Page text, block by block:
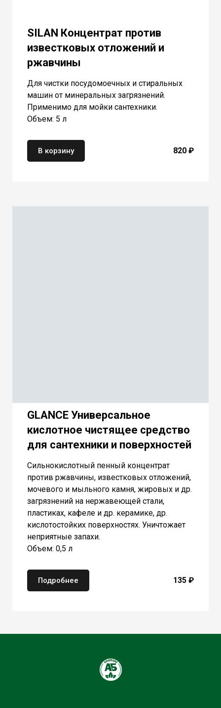
SILAN Концентрат против
известковых отложений и
ржавчины
Для чистки посудомоечных и стиральных
машин от минеральных загрязнений.
Применимо для мойки сантехники.
Объем: 5 л
В корзину 820 ₽
GLANCE Универсальное
кислотное чистящее средство
для сантехники и поверхностей
Сильнокислотный пенный концентрат
против ржавчины, известковых отложений,
мочевого и мыльного камня, жировых и др.
загрязнений на нержавеющей стали,
пластиках, кафеле и др. керамике, др.
кислотостойких поверхностях. Уничтожает
неприятные запахи.
Объем: 0,5 л
Подробнее 135 ₽